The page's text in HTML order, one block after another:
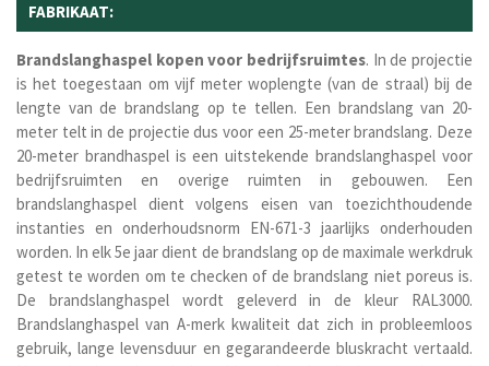
FABRIKAAT:
Brandslanghaspel kopen voor bedrijfsruimtes. In de projectie
is het toegestaan om vijf meter woplengte (van de straal) bij de
lengte van de brandslang op te tellen. Een brandslang van 20-
meter telt in de projectie dus voor een 25-meter brandslang. Deze
20-meter brandhaspel is een uitstekende brandslanghaspel voor
bedrijfsruimten en overige ruimten in gebouwen. Een
brandslanghaspel dient volgens eisen van toezichthoudende
instanties en onderhoudsnorm EN-671-3 jaarlijks onderhouden
worden. In elk 5e jaar dient de brandslang op de maximale werkdruk
getest te worden om te checken of de brandslang niet poreus is.
De brandslanghaspel wordt geleverd in de kleur RAL3000.
Brandslanghaspel van A-merk kwaliteit dat zich in probleemloos
gebruik, lange levensduur en gegarandeerde bluskracht vertaald.